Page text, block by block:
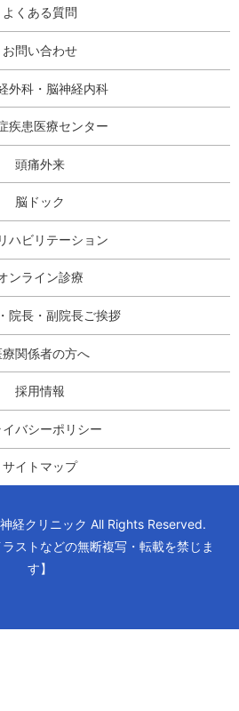
よくある質問
お問い合わせ
外科・脳神経内科
疾患医療センター
頭痛外来
脳ドック
ハビリテーション
ンライン診療
院長・副院長ご挨拶
療関係者の方へ
採用情報
イバシーポリシー
サイトマップ
経クリニック All Rights Reserved.
ラストなどの無断複写・転載を禁じま
す】